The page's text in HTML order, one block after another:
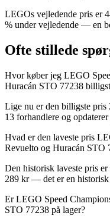
LEGOs vejledende pris er
% under vejledende — en
Ofte stillede
Hvor køber jeg LEGO
Huracán STO 77238
Lige nu er den billigste pris
13 forhandlere og
Hvad er den laveste pris
Revuelto og Huracán STO
Den historisk laveste pris
289 kr — det er en
Er LEGO Speed
STO 77238 på lager?